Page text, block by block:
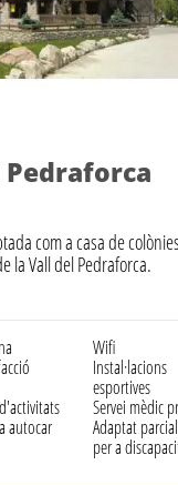
Pedraforca
com a casa de
la Vall del Pedraforca.
Wifi
Instal·lacions
esportives
Servei mèdic
autocar
Adaptat
per a